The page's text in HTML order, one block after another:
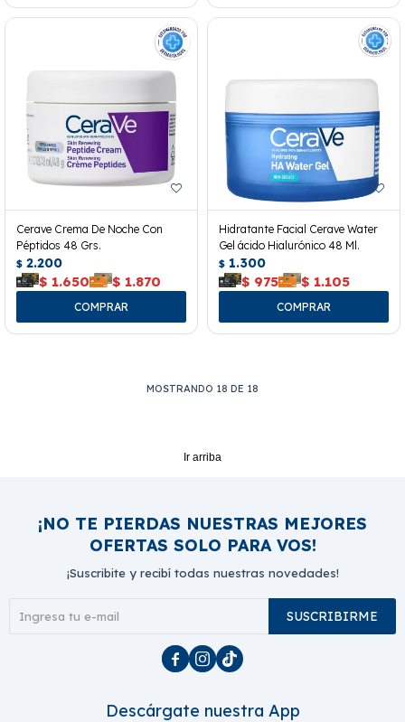
Cerave Crema De Noche Con
Péptidos 48 Grs.
$ 2.200
$ 1.650 $ 1.870
Hidratante Facial Cerave Water
Gel ácido Hialurónico 48 Ml.
$ 1.300
$ 975 $ 1.105
MOSTRANDO 18 DE 18
Ir arriba
¡NO TE PIERDAS NUESTRAS MEJORES
OFERTAS SOLO PARA VOS!
¡Suscribite y recibí todas nuestras novedades!
SUSCRIBIRME
  
Descárgate nuestra App